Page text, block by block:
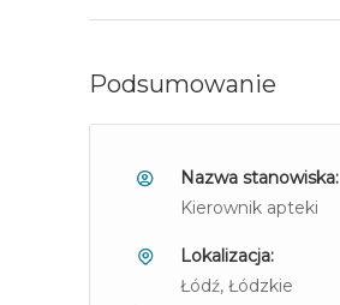
Podsumowanie
Nazwa stanowiska:
Kierownik apteki
Lokalizacja:
Łódź, Łódzkie